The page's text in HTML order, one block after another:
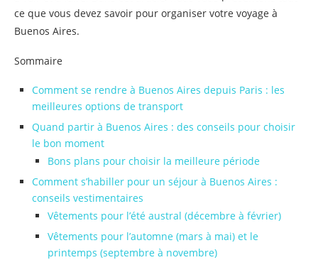
ce que vous devez savoir pour organiser votre voyage à
Buenos Aires.
Sommaire
Comment se rendre à Buenos Aires depuis Paris : les
meilleures options de transport
Quand partir à Buenos Aires : des conseils pour choisir
le bon moment
Bons plans pour choisir la meilleure période
Comment s’habiller pour un séjour à Buenos Aires :
conseils vestimentaires
Vêtements pour l’été austral (décembre à février)
Vêtements pour l’automne (mars à mai) et le
printemps (septembre à novembre)